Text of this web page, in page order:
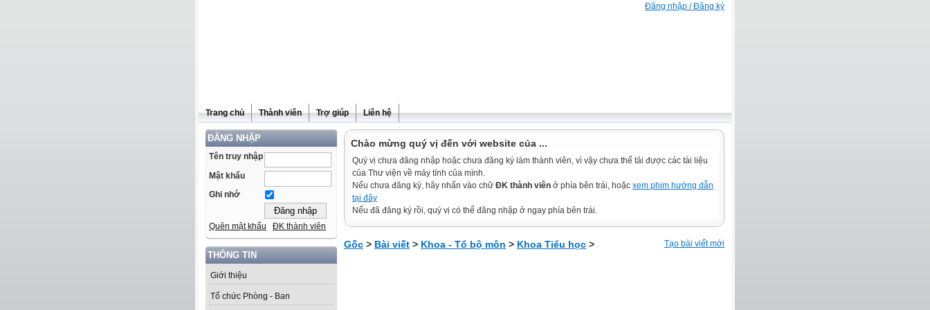
Đăng nhập / Đăng ký
Trang chủ Thành viên Trợ giúp Liên hệ
ĐĂNG NHẬP
Tên truy nhập
Mật khẩu
Ghi nhớ
Quên mật khẩu ĐK thành viên
THÔNG TIN
Giới thiệu
Tổ chức Phòng - Ban
Chào mừng quý vị đến với website của ...
Quý vị chưa đăng nhập hoặc chưa đăng ký làm thành viên, vì vậy chưa thể tải được các tài liệu
của Thư viện về máy tính của mình.
Nếu chưa đăng ký, hãy nhấn vào chữ ĐK thành viên ở phía bên trái, hoặc xem phim hướng dẫn
tại đây
Nếu đã đăng ký rồi, quý vị có thể đăng nhập ở ngay phía bên trái.
Gốc > Bài viết > Khoa - Tổ bộ môn > Khoa Tiểu học > Tạo bài viết mới